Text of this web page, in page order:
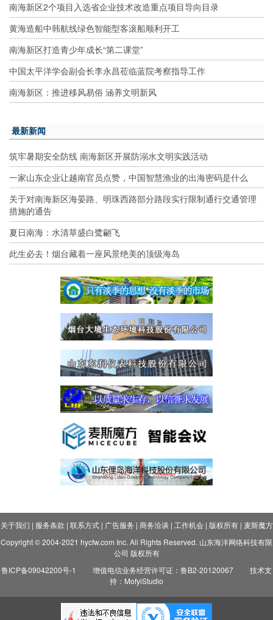
南海新区2个项目入选省企业技术改造重点项目导向目录
黄海造船中韩航线绿色智能型客滚船顺利开工
南海新区打造青少年成长“第二课堂”
中国太平洋学会副会长李永昌莅临蓝院考察指导工作
南海新区：推进移风易俗 涵养文明新风
最新新闻
筑牢暑期安全防线 南海新区开展防溺水文明实践活动
一家山东企业让越南官员点赞，中国智慧渔业的出海密码是什么
关于对南海新区海晏路、明珠西路部分路段实行限制通行交通管理
措施的通告
夏日南海：水清草盛白鹭翩飞
此生必去！烟台藏着一座风景绝美的顶级海岛
关于我们 | 服务条款 | 联系方式| 广告服务 | 商务洽谈 | 工作机会| 版权所有| 麦斯魔方
Copyright © 2004-2021 hycfw.com Inc. All Rights Reserved. 山东海洋网络科技有限
公司 版权所有
鲁ICP备09042200号-1
增值电信业务经营许可证：鲁B2-20120067
技术支
持：MofyiStudio